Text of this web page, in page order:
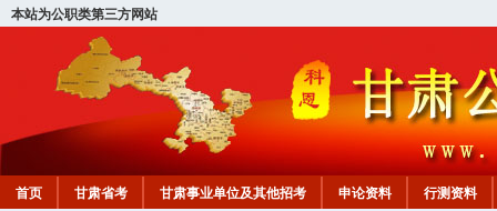
本站为公职类第三方网站
首页 甘肃省考 甘肃事业单位及其他招考 申论资料
行测资料